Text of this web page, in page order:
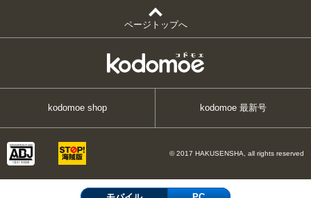
ページトップへ
kodomoe shop kodomoe 最新号
© 2017 HAKUSENSHA, all rights reserved